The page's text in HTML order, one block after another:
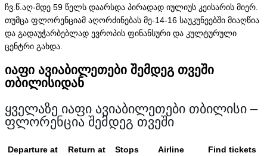
ჩვ.წ.აღ-მდე 59 წელს დაარსდა პირადად იულიუს კეისარის მიერ.
თუმცა ფლორენციამ აღორძინებას მე-14-16 საუკუნეებში მიაღწია
და გადაუჭარბებლად ევროპის ფინანსური და კულტურული
ცენტრი გახდა.
იაფი ავიაბილეთები შემდეგ თვეში
თბილისიდან
ყველაზე იაფი ავიაბილეთები თბილისი –
ფლორენცია შემდეგ თვეში
Departure at Return at Stops Airline Find tickets